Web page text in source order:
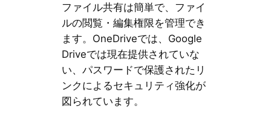
ファイル共有は簡単で、ファイ
ルの閲覧・編集権限を管理でき
ます。OneDriveでは、Google
Driveでは現在提供されていな
い、パスワードで保護されたリ
ンクによるセキュリティ強化が
図られています。